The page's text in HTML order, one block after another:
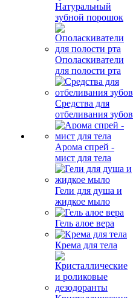
Натуральный
зубной порошок
Ополаскиватели
для полости рта
Средства для
отбеливания зубов
Арома спрей -
мист для тела
Гели для душа и
жидкое мыло
Гель алое вера
Крема для тела